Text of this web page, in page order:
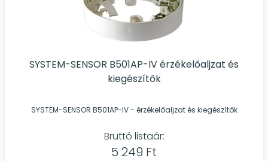
SYSTEM-SENSOR B501AP-IV érzékelőaljzat és
kiegészítők
SYSTEM-SENSOR B501AP-IV - érzékelőaljzat és kiegészítők
Bruttó listaár:
5 249 Ft